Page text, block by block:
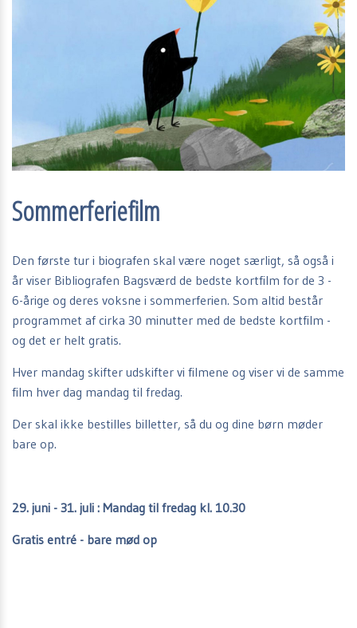
Sommerferiefilm
Den første tur i biografen skal være noget særligt, så også i
år viser Bibliografen Bagsværd de bedste kortfilm for de 3 -
6-årige og deres voksne i sommerferien. Som altid består
programmet af cirka 30 minutter med de bedste kortfilm -
og det er helt gratis.
Hver mandag skifter udskifter vi filmene og viser vi de samme
film hver dag mandag til fredag.
Der skal ikke bestilles billetter, så du og dine børn møder
bare op.
29. juni - 31. juli : Mandag til fredag kl. 10.30
Gratis entré - bare mød op